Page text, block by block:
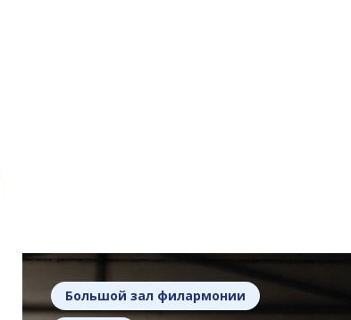
Большой зал филармонии